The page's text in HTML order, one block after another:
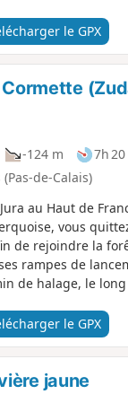
le GPX
-124 m 7h 20
de-Calais)
au Haut de
vous
de rejoindre la
rampes de
de halage, le
le GPX
jaune